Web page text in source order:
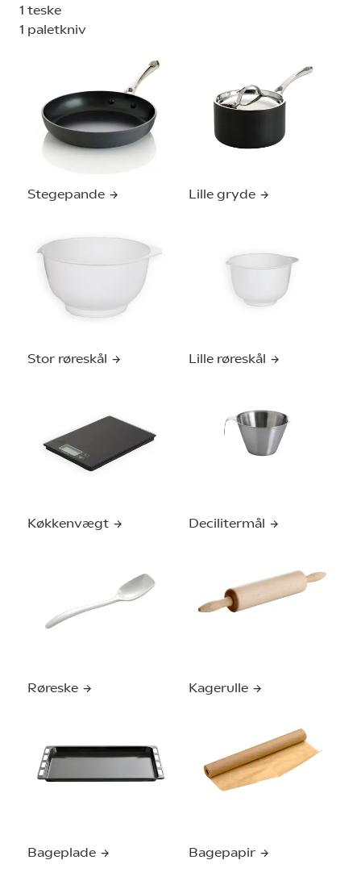
1 teske
1 paletkniv
Stegepande Lille gryde
Stor røreskål Lille røreskål
Køkkenvægt Decilitermål
Røreske Kagerulle
Bageplade Bagepapir